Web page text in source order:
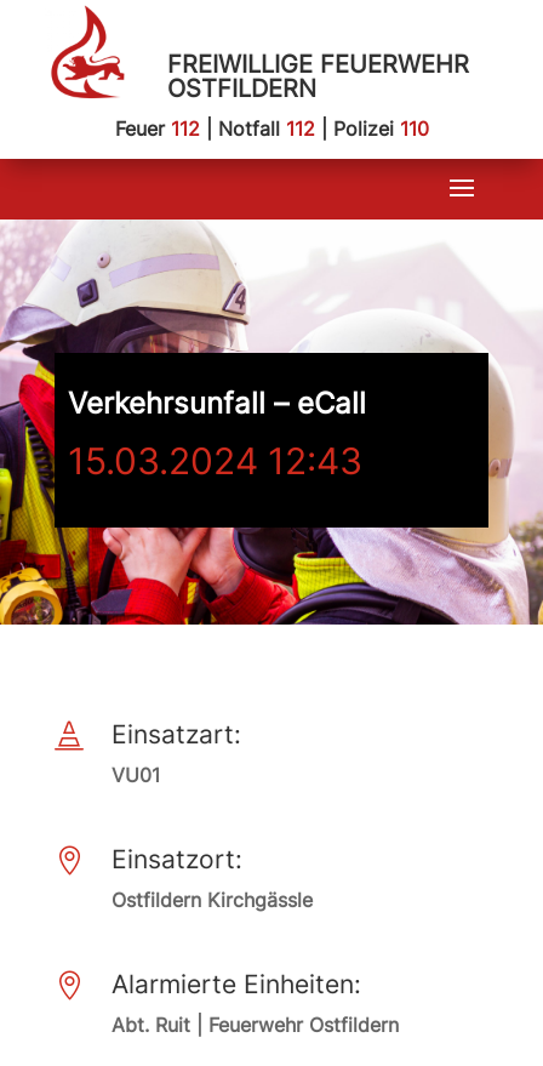
FREIWILLIGE FEUERWEHR
OSTFILDERN
Feuer 112| Notfall 112| Polizei 110
Verkehrsunfall – eCall
15.03.2024 12:43
 Einsatzart:
VU01
 Einsatzort:
Ostfildern Kirchgässle
 Alarmierte Einheiten:
Abt. Ruit | Feuerwehr Ostfildern